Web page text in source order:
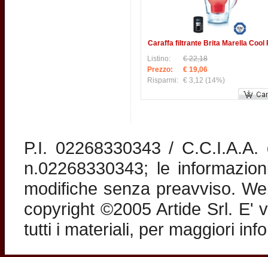
Caraffa filtrante Brita Marella Cool
Listino:
€ 22,18
Prezzo:
€ 19,06
Risparmi: € 3,12 (14%)
P.I. 02268330343 /
n.02268330343; le
modifiche senza preavviso.
copyright ©2005 Artide Srl. E'
tutti i materiali, per maggiori